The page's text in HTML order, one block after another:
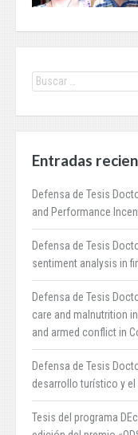
Entradas
Defensa de Tesis
and Performance
Defensa de Tesis
sentiment analysis in
Defensa de Tesis
care and malnutrition
and armed conflict in
Defensa de Tesis
desarrollo turístico y
Tesis del programa